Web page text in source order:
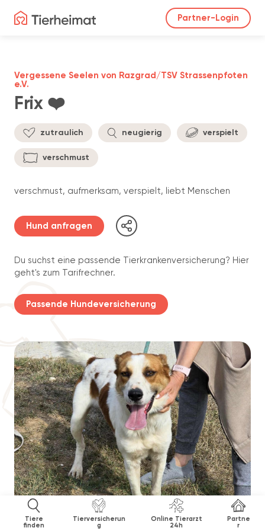
Partner-Login
Tiere
finden
Tierversicherun
g
Online Tierarzt
24h
Partne
r
Frix ❤️
Vergessene Seelen von Razgrad/TSV Strassenpfoten
e.V.
zutraulich neugierig verspielt
verschmust
verschmust, aufmerksam, verspielt, liebt Menschen
Hund anfragen
Du suchst eine passende Tierkrankenversicherung? Hier
geht's zum Tarifrechner.
Passende Hundeversicherung